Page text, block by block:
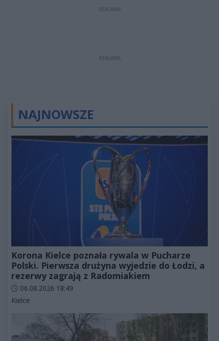
REKLAMA
REKLAMA
NAJNOWSZE
Korona Kielce poznała rywala w Pucharze
Polski. Pierwsza drużyna wyjedzie do Łodzi, a
rezerwy zagrają z Radomiakiem
Data dodania artykułu:
06.08.2026 18:49
Kategorie artykułu:
Kielce